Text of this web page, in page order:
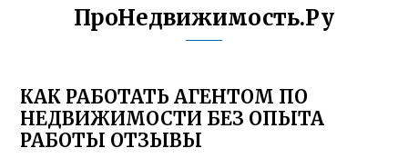
ПроНедвижимость.Ру
КАК РАБОТАТЬ АГЕНТОМ ПО
НЕДВИЖИМОСТИ БЕЗ ОПЫТА
РАБОТЫ ОТЗЫВЫ